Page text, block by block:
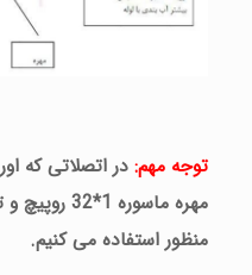
توجه مهم: در اتصلاتی كه
مهره ماسوره 1
*
32روپیچ و
منظور استفاده می كنیم.